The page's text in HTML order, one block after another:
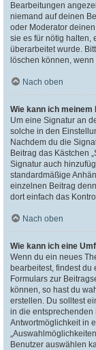
Bearbeitungen
niemand auf deinen
oder Moderator
sie es für nötig halten,
überarbeitet wurde.
löschen können,
Nach oben
Wie kann ich
Um eine Signatur an
solche in den
Nachdem du die
Beitrag das Kästchen
Signatur auch
standardmäßige
einzelnen Beitrag
dort einfach das
Nach oben
Wie kann ich eine
Wenn du ein neues
bearbeitest, findest du
Formulars zur
können, so hast du
erstellen. Du solltest
in die
Antwortmöglichkeit in
Benutzer auswählen